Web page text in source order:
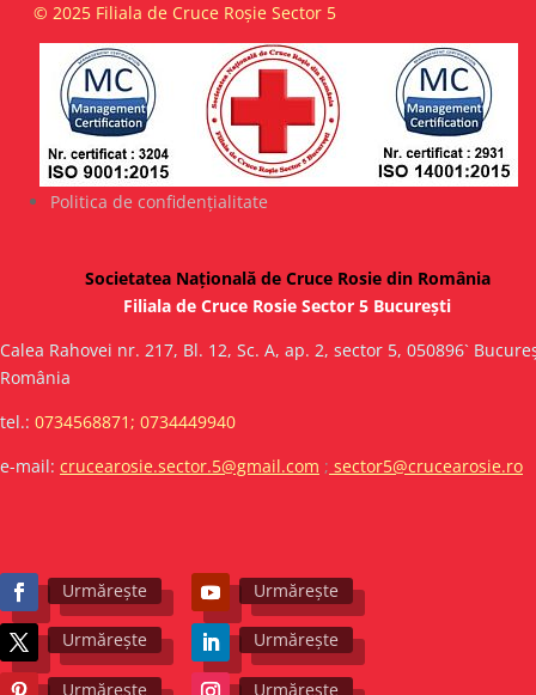
© 2025 Filiala de Cruce Roșie Sector 5
Politica de confidențialitate
Societatea Națională de Cruce Rosie din România
Filiala de Cruce Rosie Sector 5 București
Calea Rahovei nr. 217, Bl. 12, Sc. A, ap. 2, sector 5, 050896`
România
tel.: 0734568871; 0734449940
e-mail: crucearosie.sector.5@gmail.com ; sector5@crucearosie.ro
Urmărește Urmărește
Urmărește Urmărește
Urmărește Urmărește